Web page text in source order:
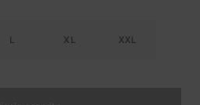
L XL XXL